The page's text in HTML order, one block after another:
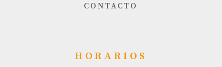
CONTACTO
HORARIOS